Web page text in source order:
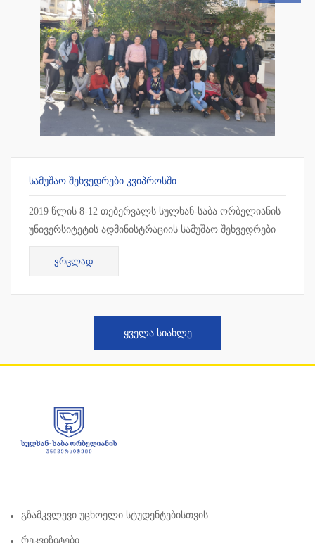
ᲡᲐᲛᲣᲨᲐᲝ ᲨᲔᲮᲕᲔᲓᲠᲔᲑᲘ ᲙᲕᲘᲞᲠᲝᲡᲨᲘ
2019 წლის 8-12 თებერვალს სულხან-საბა ორბელიანის
უნივერსიტეტის ადმინისტრაციის სამუშაო შეხვედრები
ჩატარდა კვიპროსში, ლარნაკაში. სამუშაო შეხვედრის
ფარგლებ...
ᲕᲠᲪᲚᲐᲓ
ᲧᲕᲔᲚᲐ ᲡᲘᲐᲮᲚᲔ
Გზამკვლევი Უცხოელი Სტუდენტებისთვის
Რეკვიზიტები